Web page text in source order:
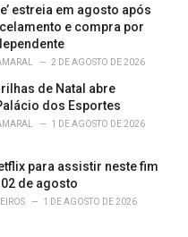
estreia em agosto após
e compra por
2 DE AGOSTO DE 2026
de Natal abre
dos Esportes
1 DE AGOSTO DE 2026
para assistir neste fim
de agosto
1 DE AGOSTO DE 2026